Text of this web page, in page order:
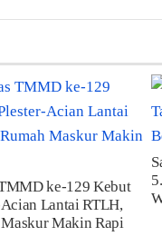
ke-129 Kebut
Lantai RTLH,
Maskur Makin Rapi